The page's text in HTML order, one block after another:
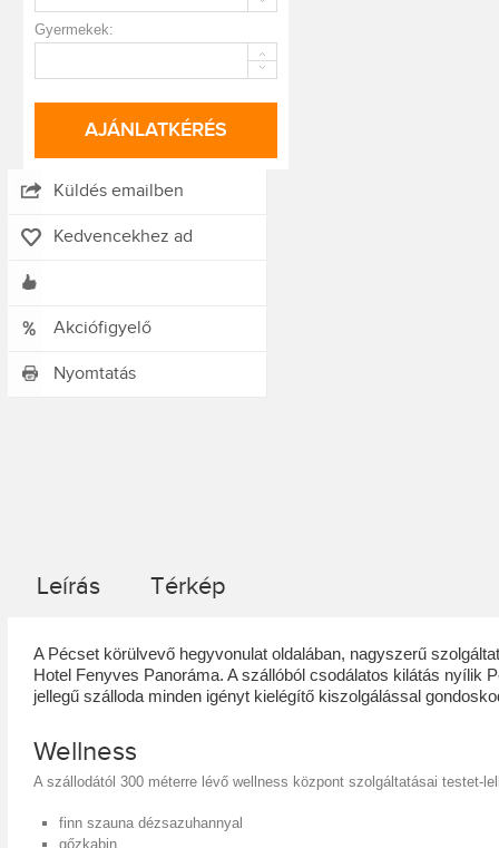
Gyermekek:
AJÁNLATKÉRÉS
Küldés emailben
Kedvencekhez ad
Akciófigyelő
Nyomtatás
Leírás Térkép
A Pécset körülvevő hegyvonulat oldalában, nagyszerű
Hotel Fenyves Panoráma. A szállóból csodálatos kilátás nyílik
jellegű szálloda minden igényt kielégítő kiszolgálással
Wellness
A szállodától 300 méterre lévő wellness központ szolgáltatásai testet-
finn szauna dézsazuhannyal
gőzkabin